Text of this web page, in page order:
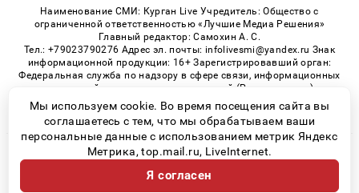
Наименование СМИ: Курган Live Учредитель: Общество с
ограниченной ответственностью «Лучшие Медиа Решения»
Главный редактор: Самохин А. С.
Тел.: +79023790276 Адрес эл. почты: infolivesmi@yandex.ru Знак
информационной продукции: 16+ Зарегистрировавший орган:
Федеральная служба по надзору в сфере связи, информационных
технологий и массовых коммуникаций (Роскомнадзор)
Регистрационный номер СМИ ЭЛ № ФС 77 - 82535 от 21.01.2022
© 2026 «Kurgan-Live» | Все права защищены
Возрастная категория сайта 16+
Мы используем cookie. Во время посещения сайта вы
соглашаетесь с тем, что мы обрабатываем ваши
персональные данные с использованием метрик Яндекс
Метрика, top.mail.ru, LiveInternet.
Я согласен